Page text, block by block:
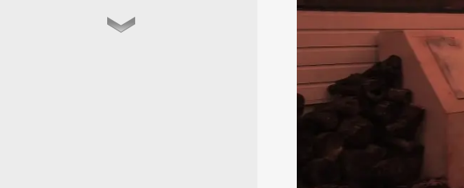
В Лермонтове на
Ставрополье преобразят